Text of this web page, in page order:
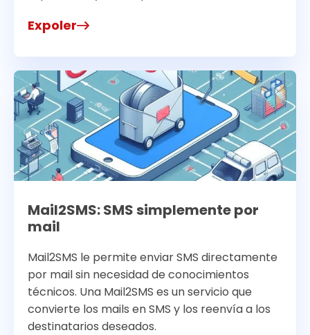
Expoler
Mail2SMS: SMS simplemente por
mail
Mail2SMS le permite enviar SMS directamente
por mail sin necesidad de conocimientos
técnicos. Una Mail2SMS es un servicio que
convierte los mails en SMS y los reenvía a los
destinatarios deseados.